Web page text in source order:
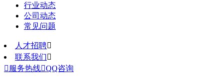
行业动态
公司动态
常见问题
人才招聘
联系我们
 服务热线QQ咨询